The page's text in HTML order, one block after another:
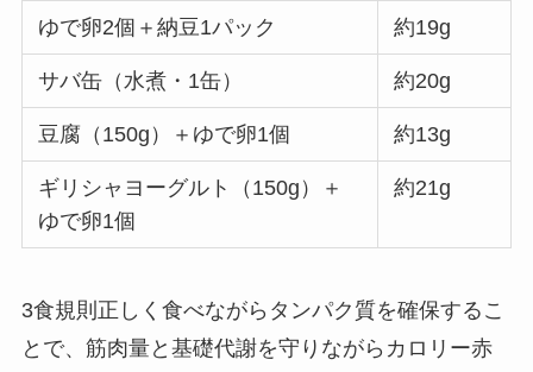
ゆで卵2個＋納豆1パック 約19g
サバ缶（水煮・1缶） 約20g
豆腐（150g）＋ゆで卵1個 約13g
ギリシャヨーグルト（150g）＋
ゆで卵1個
約21g
3食規則正しく食べながらタンパク質を確保するこ
とで、筋肉量と基礎代謝を守りながらカロリー赤